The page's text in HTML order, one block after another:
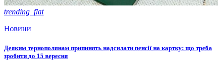
trending_flat
Новини
Деяким тернополянам припинять надсилати пенсії на картку: що треба
зробити до 15 вересня